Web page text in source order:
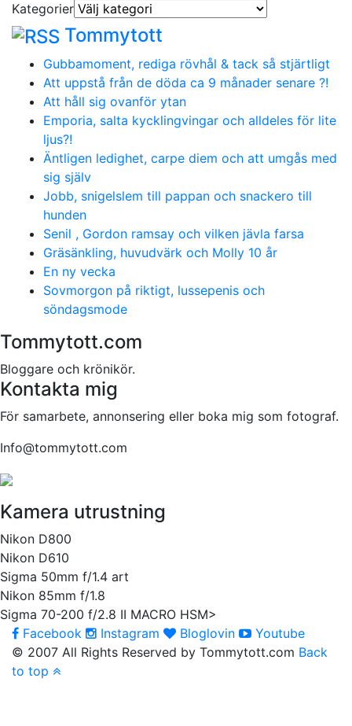
Kategorier
Tommytott
Gubbamoment, rediga rövhål & tack så stjärtligt
Att uppstå från de döda ca 9 månader senare ?!
Att håll sig ovanför ytan
Emporia, salta kycklingvingar och alldeles för lite
ljus?!
Äntligen ledighet, carpe diem och att umgås med
sig själv
Jobb, snigelslem till pappan och snackero till
hunden
Senil , Gordon ramsay och vilken jävla farsa
Gräsänkling, huvudvärk och Molly 10 år
En ny vecka
Sovmorgon på riktigt, lussepenis och
söndagsmode
Tommytott.com
Bloggare och krönikör.
Kontakta mig
För samarbete, annonsering eller boka mig som fotograf.
Info@tommytott.com
Kamera utrustning
Nikon D800
Nikon D610
Sigma 50mm f/1.4 art
Nikon 85mm f/1.8
Sigma 70-200 f/2.8 II MACRO HSM>
Facebook
Instagram Bloglovin
Youtube
© 2007 All Rights Reserved by Tommytott.com Back
to top